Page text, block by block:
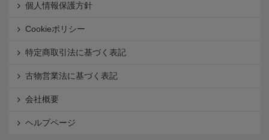
個人情報保護方針
Cookieポリシー
特定商取引法に基づく表記
古物営業法に基づく表記
会社概要
ヘルプページ